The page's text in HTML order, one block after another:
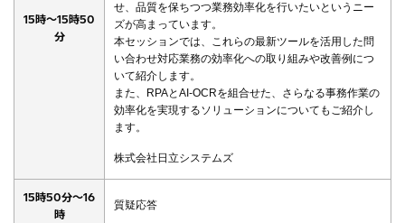
15時～15時50
分
せ、品質を保ちつつ業務効率化を行いたいというニー
ズが高まっています。
本セッションでは、これらの最新ツールを活用した問
い合わせ対応業務の効率化への取り組みや改善例につ
いて紹介します。
また、RPAとAI-OCRを組合せた、さらなる事務作業の
効率化を実現するソリューションについてもご紹介し
ます。
株式会社日立システムズ
15時50分～16
時
質疑応答